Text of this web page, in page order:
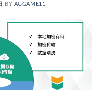
BY AGGAME11